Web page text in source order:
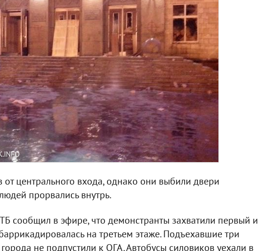
от центрального входа, однако они выбили двери
прорвались внутрь.
сообщил в эфире, что демонстранты захватили первый и
на третьем этаже. Подъехавшие три
не подпустили к ОГА. Автобусы силовиков уехали в